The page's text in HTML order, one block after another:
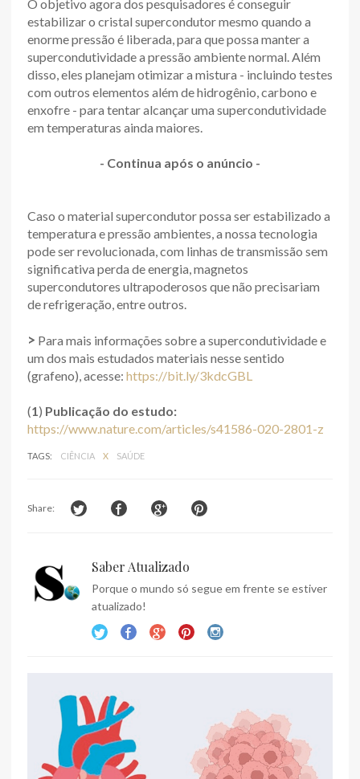
O objetivo agora dos pesquisadores é conseguir
estabilizar o cristal supercondutor mesmo quando a
enorme pressão é liberada, para que possa manter a
supercondutividade a pressão ambiente normal. Além
disso, eles planejam otimizar a mistura - incluindo testes
com outros elementos além de hidrogênio, carbono e
enxofre - para tentar alcançar uma supercondutividade
em temperaturas ainda maiores.
- Continua após o anúncio -
Caso o material supercondutor possa ser estabilizado a
temperatura e pressão ambientes, a nossa tecnologia
pode ser revolucionada, com linhas de transmissão sem
significativa perda de energia, magnetos
supercondutores ultrapoderosos que não precisariam
de refrigeração, entre outros.
> Para mais informações sobre a supercondutividade e
um dos mais estudados materiais nesse sentido
(grafeno), acesse: https://bit.ly/3kdcGBL
(1) Publicação do estudo:
https://www.nature.com/articles/s41586-020-2801-z
TAGS: CIÊNCIA X SAÚDE
Share:
Saber Atualizado
Porque o mundo só segue em frente se estiver
atualizado!